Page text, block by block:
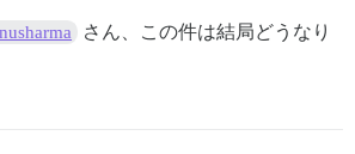
さん、この件は結局どうなり